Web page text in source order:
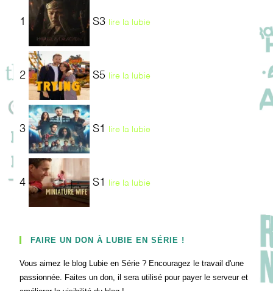
1 S3 lire la lubie
2 S5 lire la lubie
3 S1 lire la lubie
4 S1 lire la lubie
FAIRE UN DON À LUBIE EN SÉRIE !
Vous aimez le blog Lubie en Série ? Encouragez le travail d'une
passionnée. Faites un don, il sera utilisé pour payer le serveur et